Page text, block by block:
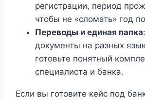
регистрации, период
чтобы не «сломать» год
Переводы и единая папка
документы на разных
готовьте понятный
специалиста и банка.
Если вы готовите кейс под